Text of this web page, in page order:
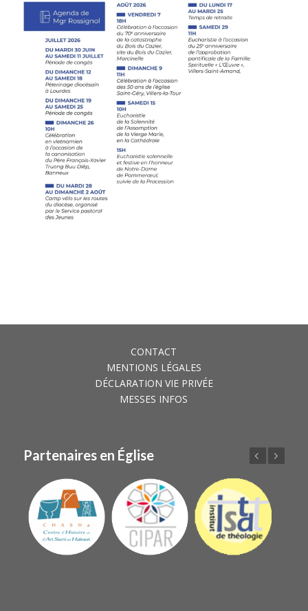
CONTACT
MENTIONS LÉGALES
DÉCLARATION VIE PRIVÉE
MESSES INFOS
Partenaires en Église